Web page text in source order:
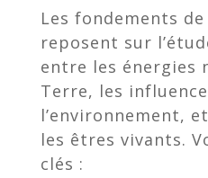
Les fondements de
reposent sur
entre les énergies
Terre, les
l’environnement,
les êtres vivants.
clés :